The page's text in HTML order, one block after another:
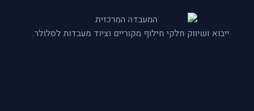
ייבוא ושיווק חלקי חילוף מקוריים וציוד מעבדות לסלולר.